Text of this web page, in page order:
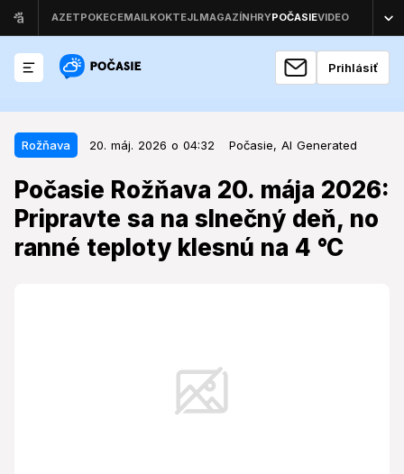
Prihlásiť
Rožňava 20. máj. 2026 o 04:32 Počasie, AI Generated
Počasie Rožňava 20. mája 2026:
Pripravte sa na slnečný deň, no
ranné teploty klesnú na 4 °C
Rožňava 20. máj. 2026 o 04:32
Počasie Rožňava 20. mája 2026:
Pripravte sa na slnečný deň, no
ranné teploty klesnú na 4 °C